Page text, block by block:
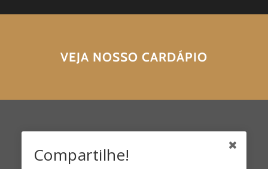
VEJA NOSSO CARDÁPIO
Compartilhe!